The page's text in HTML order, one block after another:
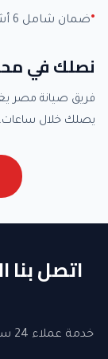
ضمان شامل 6 أشهر
نصلك في
فريق صيانة مصر
يصلك خلال ساعات.
اتصل